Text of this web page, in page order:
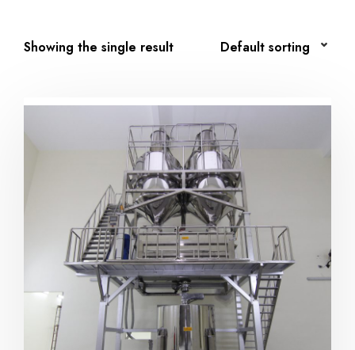
Showing the single result